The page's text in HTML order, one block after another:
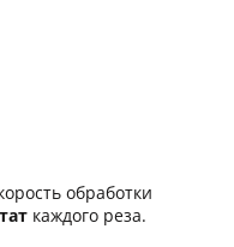
обработки
каждого реза.